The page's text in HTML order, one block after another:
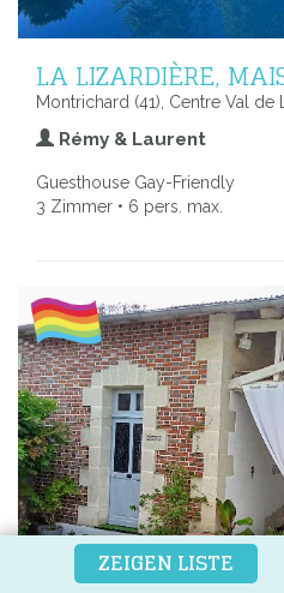
LA LIZARDIÈRE,
Montrichard (41), Centre Val de
Rémy & Laurent
Guesthouse Gay-Friendly
3 Zimmer • 6 pers. max.
ZEIGEN LISTE